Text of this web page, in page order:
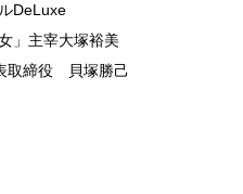
DeLuxe
」主宰大塚裕美
取締役 貝塚勝己